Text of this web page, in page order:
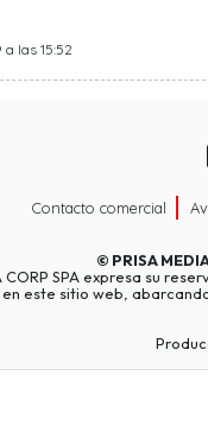
las 15:52
Contacto comercial
© PRISA
CORP SPA expresa su
este sitio web,